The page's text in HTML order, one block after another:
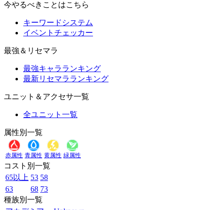
今やるべきことはこちら
キーワードシステム
イベントチェッカー
最強＆リセマラ
最強キャラランキング
最新リセマラランキング
ユニット＆アクセサ一覧
全ユニット一覧
属性別一覧
赤属性 青属性 黄属性 緑属性
コスト別一覧
65以上 53 58
63
68 73
種族別一覧